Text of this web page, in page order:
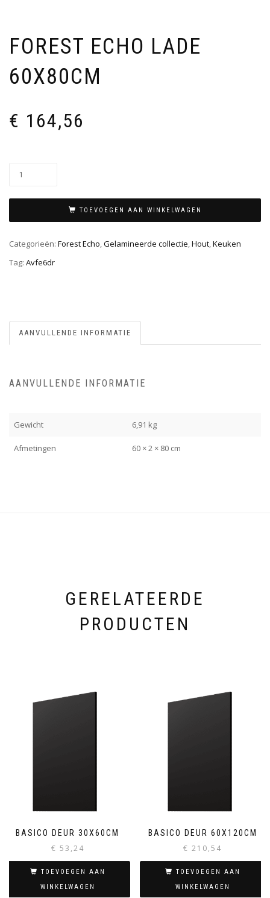
FOREST ECHO LADE
60X80CM
€ 164,56
TOEVOEGEN AAN WINKELWAGEN
Categorieën: Forest Echo,Gelamineerde collectie,Hout,Keuken
Tag: Avfe6dr
AANVULLENDE INFORMATIE
AANVULLENDE INFORMATIE
Gewicht 6,91 kg
Afmetingen 60 × 2 × 80 cm
GERELATEERDE
PRODUCTEN
BASICO DEUR 30X60CM
€ 53,24
TOEVOEGEN AAN
WINKELWAGEN
BASICO DEUR 60X120CM
€ 210,54
TOEVOEGEN AAN
WINKELWAGEN